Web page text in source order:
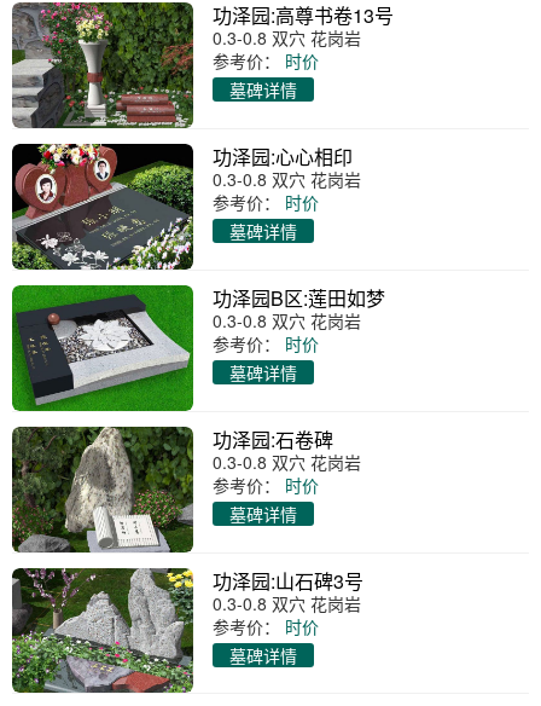
功泽园:高尊书卷13号
0.3-0.8 双穴 花岗岩
参考价：
时价
墓碑详情
功泽园:心心相印
0.3-0.8 双穴 花岗岩
参考价：
时价
墓碑详情
功泽园B区:莲田如梦
0.3-0.8 双穴 花岗岩
参考价：
时价
墓碑详情
功泽园:石卷碑
0.3-0.8 双穴 花岗岩
参考价：
时价
墓碑详情
功泽园:山石碑3号
0.3-0.8 双穴 花岗岩
参考价：
时价
墓碑详情